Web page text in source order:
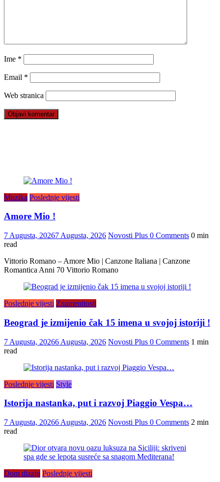
Ime *
Email *
Web stranica
Muzika Poslednje vijesti
Amore Mio !
7 Augusta, 20267 Augusta, 2026 Novosti Plus 0 Comments 0 min
read
Vittorio Romano – Amore Mio | Canzone Italiana | Canzone
Romantica Anni 70 Vittorio Romano
Poslednje vijesti Znamenitosti
Beograd je izmijenio čak 15 imena u svojoj istoriji !
7 Augusta, 20266 Augusta, 2026 Novosti Plus 0 Comments 1 min
read
Poslednje vijesti Style
Istorija nastanka, put i razvoj Piaggio Vespa…
7 Augusta, 20266 Augusta, 2026 Novosti Plus 0 Comments 2 min
read
Dom dizajn Poslednje vijesti